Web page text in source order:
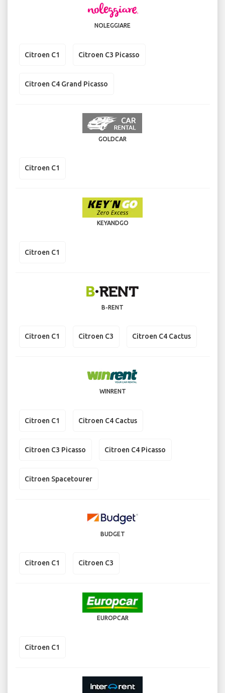
NOLEGGIARE
Citroen C1 Citroen C3 Picasso
Citroen C4 Grand Picasso
GOLDCAR
Citroen C1
KEYANDGO
Citroen C1
B-RENT
Citroen C1 Citroen C3 Citroen C4 Cactus
WINRENT
Citroen C1 Citroen C4 Cactus
Citroen C3 Picasso Citroen C4 Picasso
Citroen Spacetourer
BUDGET
Citroen C1 Citroen C3
EUROPCAR
Citroen C1